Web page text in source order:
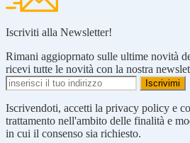
Iscriviti alla Newsletter!
Rimani aggioprnato sulle ultime novità
ricevi tutte le novità con la nostra
Iscrivendoti, accetti la privacy policy e
trattamento nell'ambito delle finalità e
in cui il consenso sia richiesto.